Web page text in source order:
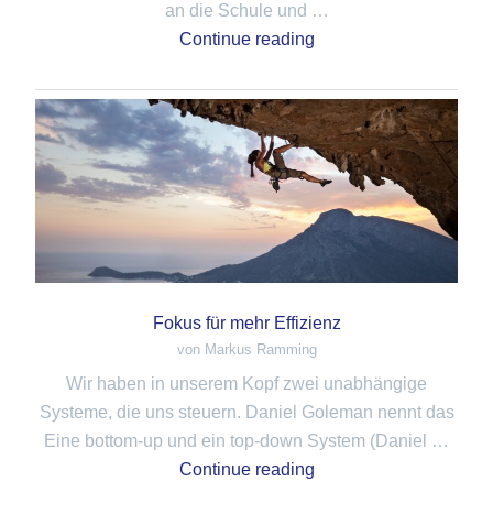
an die Schule und …
Continue reading
Fokus für mehr Effizienz
von Markus Ramming
Wir haben in unserem Kopf zwei unabhängige
Systeme, die uns steuern. Daniel Goleman nennt das
Eine bottom-up und ein top-down System (Daniel …
Continue reading